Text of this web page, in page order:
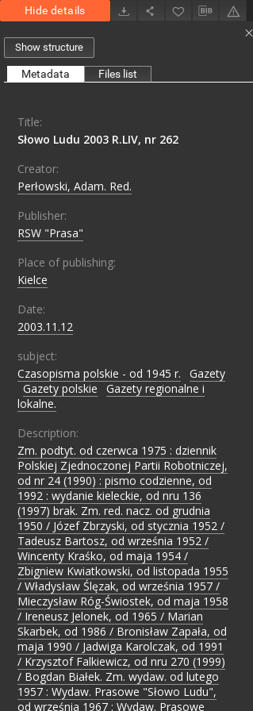
Hide details
Show structure
Metadata Files list
Title:
Słowo Ludu 2003 R.LIV, nr 262
Creator:
Perłowski, Adam. Red.
Publisher:
RSW "Prasa"
Place of publishing:
Kielce
Date:
2003.11.12
subject:
Czasopisma polskie - od 1945 r.
Gazety
Gazety polskie
Gazety regionalne i
lokalne.
Description:
Zm. podtyt. od czerwca 1975 : dziennik
Polskiej Zjednoczonej Partii Robotniczej,
od nr 24 (1990) : pismo codzienne, od
1992 : wydanie kieleckie, od nru 136
(1997) brak. Zm. red. nacz. od grudnia
1950 / Józef Zbrzyski, od stycznia 1952 /
Tadeusz Bartosz, od września 1952 /
Wincenty Kraśko, od maja 1954 /
Zbigniew Kwiatkowski, od listopada 1955
/ Władysław Ślęzak, od września 1957 /
Mieczysław Róg-Świostek, od maja 1958
/ Ireneusz Jelonek, od 1965 / Marian
Skarbek, od 1986 / Bronisław Zapała, od
maja 1990 / Jadwiga Karolczak, od 1991
/ Krzysztof Falkiewicz, od nru 270 (1999)
/ Bogdan Białek. Zm. wydaw. od lutego
1957 : Wydaw. Prasowe "Słowo Ludu",
od września 1967 : Wydaw. Prasowe